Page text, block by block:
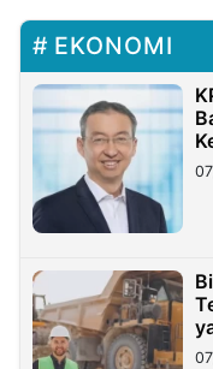
EKONOMI